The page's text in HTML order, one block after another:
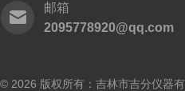
邮箱
2095778920@qq.com
© 2026 版权所有：吉林市吉分仪器